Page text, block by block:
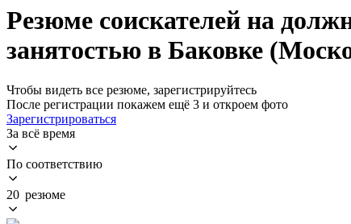
Резюме соискателей на
занятостью в Баковке
Чтобы видеть все резюме, зарегистрируйтесь
После регистрации покажем ещё 3 и откроем фото
Зарегистрироваться
За всё время
По соответствию
20 резюме